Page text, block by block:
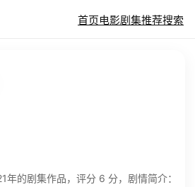
首页电影剧集推荐搜索
年的剧集作品，评分 6 分，剧情简介：